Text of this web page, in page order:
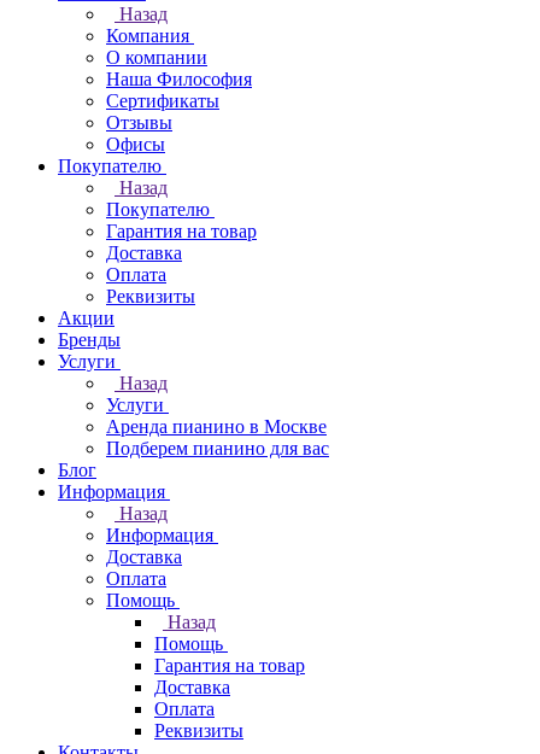
Назад
Компания
О компании
Наша Философия
Сертификаты
Отзывы
Офисы
Покупателю
Назад
Покупателю
Гарантия на товар
Доставка
Оплата
Реквизиты
Акции
Бренды
Услуги
Назад
Услуги
Аренда пианино в Москве
Подберем пианино для вас
Блог
Информация
Назад
Информация
Доставка
Оплата
Помощь
Назад
Помощь
Гарантия на товар
Доставка
Оплата
Реквизиты